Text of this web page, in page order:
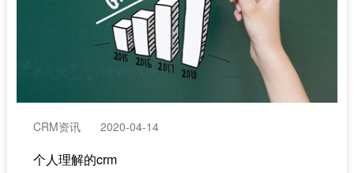
CRM资讯 2020-04-14
个人理解的crm